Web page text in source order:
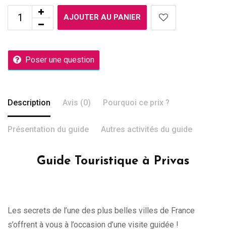
AJOUTER AU PANIER
Poser une question
Description Avis (0) Pourquoi ce prix ?
Présentation du guide Autres activités du guide
Guide Touristique à Privas
Les secrets de l’une des plus belles villes de France
s’offrent à vous à l’occasion d’une visite guidée !